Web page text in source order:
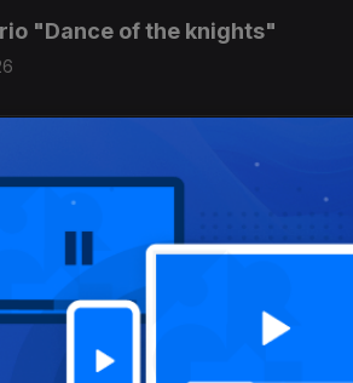
"Dance of the knights"
e MIchael Fix
estilo fingerpicking por MIchael Fix
busy'